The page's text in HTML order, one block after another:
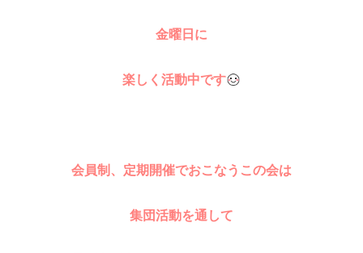
金曜日に
楽しく活動中です
会員制、定期開催でおこなうこの会は
集団活動を通して